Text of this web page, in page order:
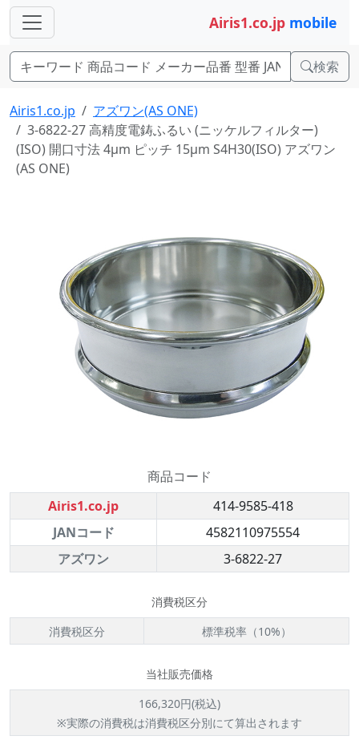
Airis1.co.jp mobile
検索
Airis1.co.jp
アズワン(AS ONE)
3-6822-27 高精度電鋳ふるい (ニッケルフィルター)
(ISO) 開口寸法 4μm ピッチ 15μm S4H30(ISO) アズワン
(AS ONE)
商品コード
Airis1.co.jp
414-9585-418
JANコード
4582110975554
アズワン
3-6822-27
消費税区分
消費税区分
標準税率（10%）
当社販売価格
166,320円(税込)
※実際の消費税は消費税区分別にて算出されます